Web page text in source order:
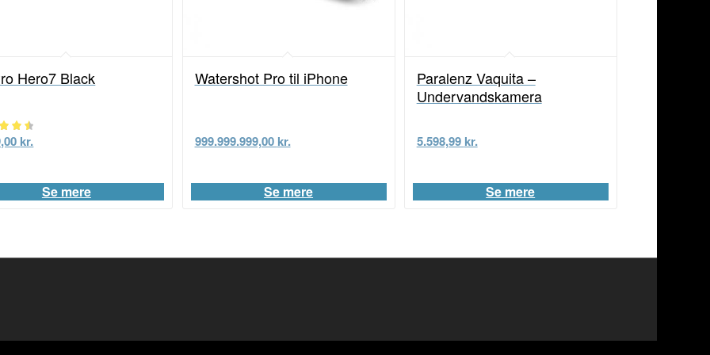
Hero7 Black
5
kr.
Se mere
Watershot Pro til iPhone
999.999.999,00 kr.
Se mere
Paralenz Vaquita –
Undervandskamera
5.598,99 kr.
Se mere